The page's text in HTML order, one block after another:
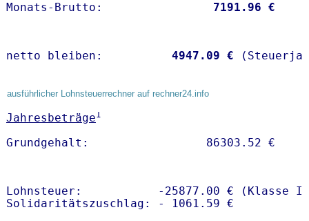
Monats-Brutto: 7191.96 €
netto bleiben: 4947.09 €
ausführlicher Lohnsteuerrechner auf rechner24.info
Jahresbeträge1
Lohnsteuer:           -25877.00 € (Klasse I)
Solidaritätszuschlag: - 1061.59 €